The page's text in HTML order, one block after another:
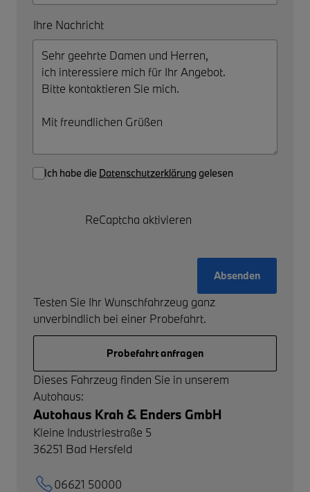
Ihre Nachricht
Ich habe die Datenschutzerklärung gelesen
ReCaptcha aktivieren
Absenden
Testen Sie Ihr Wunschfahrzeug ganz
unverbindlich bei einer Probefahrt.
Probefahrt anfragen
Dieses Fahrzeug finden Sie in unserem
Autohaus:
Autohaus Krah & Enders GmbH
Kleine Industriestraße 5
36251 Bad Hersfeld
06621 50000